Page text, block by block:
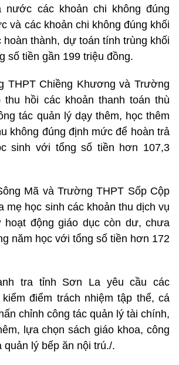
nước các khoản chi không đúng
và các khoản chi không đúng khối
hoàn thành, dự toán tính trùng khối
số tiền gần 199 triệu đồng.
THPT Chiềng Khương và Trường
thu hồi các khoản thanh toán thù
tác quản lý dạy thêm, học thêm
không đúng định mức để hoàn trả
sinh với tổng số tiền hơn 107,3
Mã và Trường THPT Sốp Cộp
mẹ học sinh các khoản thu dịch vụ
hoạt động giáo dục còn dư, chưa
năm học với tổng số tiền hơn 172
tra tỉnh Sơn La yêu cầu các
điểm trách nhiệm tập thể, cá
chỉnh công tác quản lý tài chính,
lựa chọn sách giáo khoa, công
quản lý bếp ăn nội trú./.